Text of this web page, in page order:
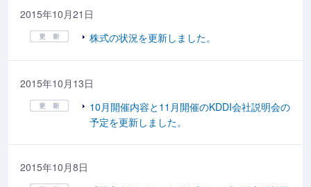
2015年10月21日
株式の状況を更新しました。
2015年10月13日
10月開催内容と11月開催のKDDI会社説明会の
予定を更新しました。
2015年10月8日